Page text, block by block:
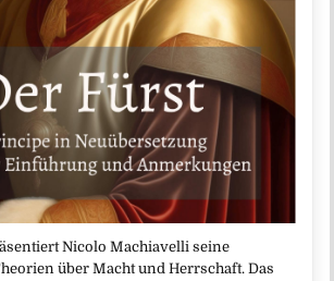
Nicolo Machiavelli seine
über Macht und Herrschaft. Das